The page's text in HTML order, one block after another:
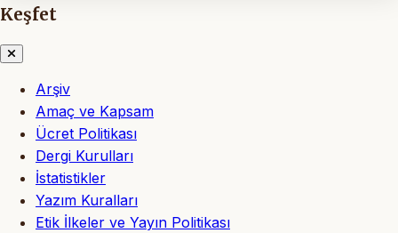
Keşfet
Arşiv
Amaç ve Kapsam
Ücret Politikası
Dergi Kurulları
İstatistikler
Yazım Kuralları
Etik İlkeler ve Yayın Politikası